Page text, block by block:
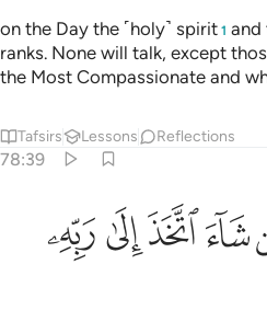
on the Day the ˹holy˺ spirit 1 and
ranks. None will talk, except
the Most Compassionate and
Tafsirs Lessons Reflections
78:39
مابا ٣٩
مَـَٔابًا ٣٩
ﱼﱽﱾﱿ